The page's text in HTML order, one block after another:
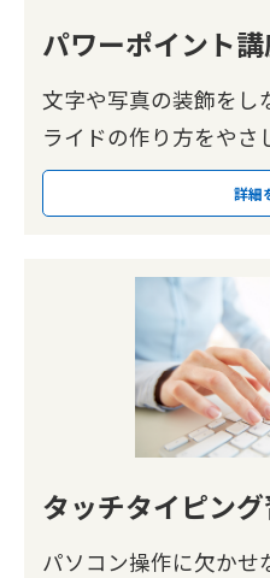
パワーポイント
文字や写真の装飾をし
ライドの作り方をやさ
詳細
タッチタイピン
パソコン操作に欠かせ